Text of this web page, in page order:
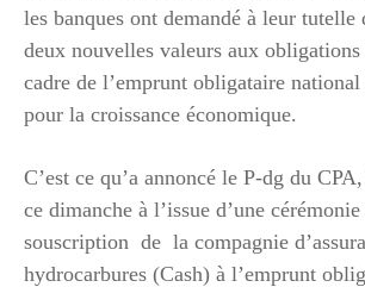
les banques ont demandé à leur tutelle
deux nouvelles valeurs aux obligations
cadre de l’emprunt obligataire
pour la croissance économique.
C’est ce qu’a annoncé le P-dg du
ce dimanche à l’issue d’une
souscription de la compagnie
hydrocarbures (Cash) à l’emprunt